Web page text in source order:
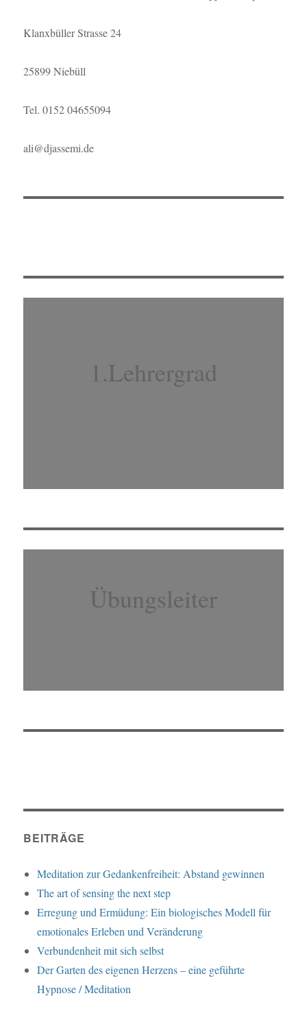
Klanxbüller Strasse 24
25899 Niebüll
Tel. 0152 04655094
ali@djassemi.de
1.Lehrergrad
Übungsleiter
BEITRÄGE
Meditation zur Gedankenfreiheit: Abstand gewinnen
The art of sensing the next step
Erregung und Ermüdung: Ein biologisches Modell für
emotionales Erleben und Veränderung
Verbundenheit mit sich selbst
Der Garten des eigenen Herzens – eine geführte
Hypnose / Meditation